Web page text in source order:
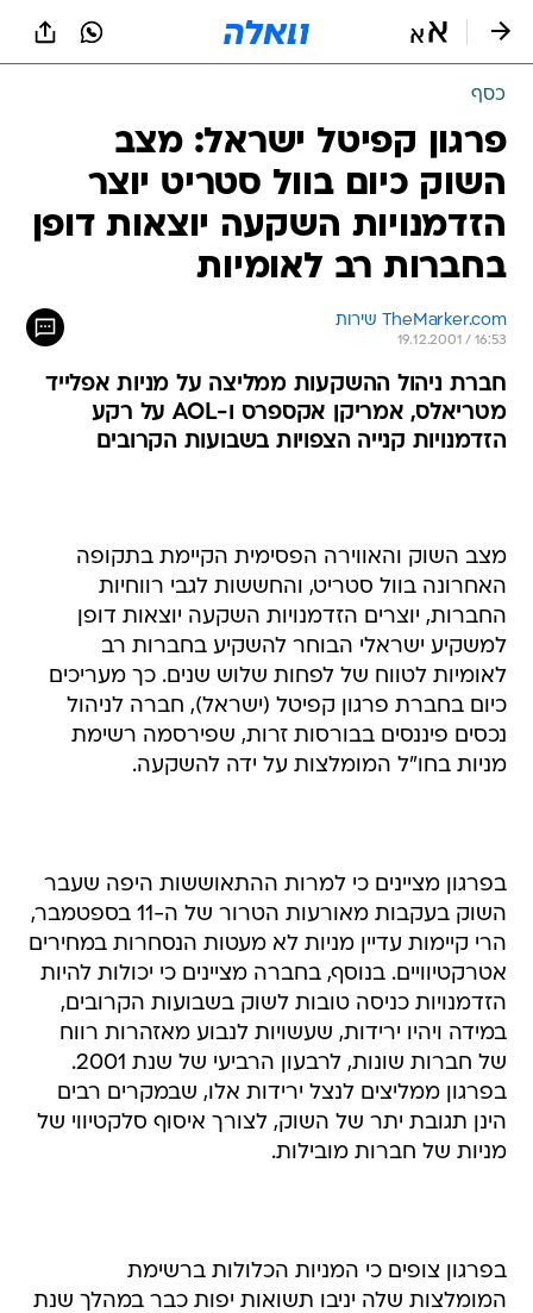
כסף
פרגון קפיטל ישראל: מצב
השוק כיום בוול סטריט יוצר
הזדמנויות השקעה יוצאות דופן
בחברות רב לאומיות
TheMarker.com שירות
19.12.2001 / 16:53
חברת ניהול ההשקעות ממליצה על מניות אפלייד
מטריאלס, אמריקן אקספרס ו-AOL על רקע
הזדמנויות קנייה הצפויות בשבועות הקרובים
מצב השוק והאווירה הפסימית הקיימת בתקופה
האחרונה בוול סטריט, והחששות לגבי רווחיות
החברות, יוצרים הזדמנויות השקעה יוצאות דופן
למשקיע ישראלי הבוחר להשקיע בחברות רב
לאומיות לטווח של לפחות שלוש שנים. כך מעריכים
כיום בחברת פרגון קפיטל (ישראל), חברה לניהול
נכסים פיננסים בבורסות זרות, שפירסמה רשימת
מניות בחו"ל המומלצות על ידה להשקעה.
בפרגון מציינים כי למרות ההתאוששות היפה שעבר
השוק בעקבות מאורעות הטרור של ה-11 בספטמבר,
הרי קיימות עדיין מניות לא מעטות הנסחרות במחירים
אטרקטיוויים. בנוסף, בחברה מציינים כי יכולות להיות
הזדמנויות כניסה טובות לשוק בשבועות הקרובים,
במידה ויהיו ירידות, שעשויות לנבוע מאזהרות רווח
של חברות שונות, לרבעון הרביעי של שנת 2001.
בפרגון ממליצים לנצל ירידות אלו, שבמקרים רבים
הינן תגובת יתר של השוק, לצורך איסוף סלקטיווי של
מניות של חברות מובילות.
בפרגון צופים כי המניות הכלולות ברשימת
המומלצות שלה יניבו תשואות יפות כבר במהלך שנת